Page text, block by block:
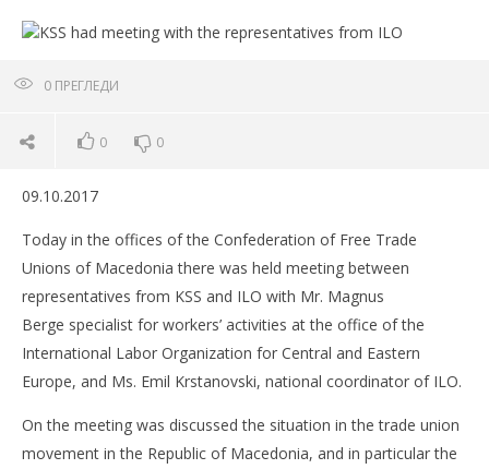
0 ПРЕГЛЕДИ
0 0
09.10.2017
Today in the offices of the Confederation of Free Trade
Unions of Macedonia there was held meeting between
representatives from KSS and ILO with Mr. Magnus
Berge specialist for workers’ activities at the office of the
International Labor Organization for Central and Eastern
Europe, and Ms. Emil Krstanovski, national coordinator of ILO.
On the meeting was discussed the situation in the trade union
movement in the Republic of Macedonia, and in particular the